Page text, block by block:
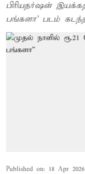
பிரியதர்ஷன்
பங்களா’ படம்
Published on: 18 Apr